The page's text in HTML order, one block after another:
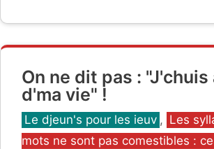
On ne dit pas :
d'ma vie" !
Catégories
Le djeun's pour les ieuv , Les
mots ne sont pas comestibles :